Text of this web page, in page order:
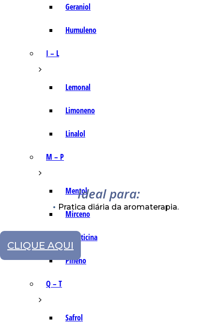
Geraniol
Humuleno
I – L
Lemonal
Limoneno
Linalol
M – P
Mentol
Mirceno
Miristicina
Pineno
Q – T
Safrol
Ideal para:
Pratica diária da aromaterapia.
CLIQUE AQUI